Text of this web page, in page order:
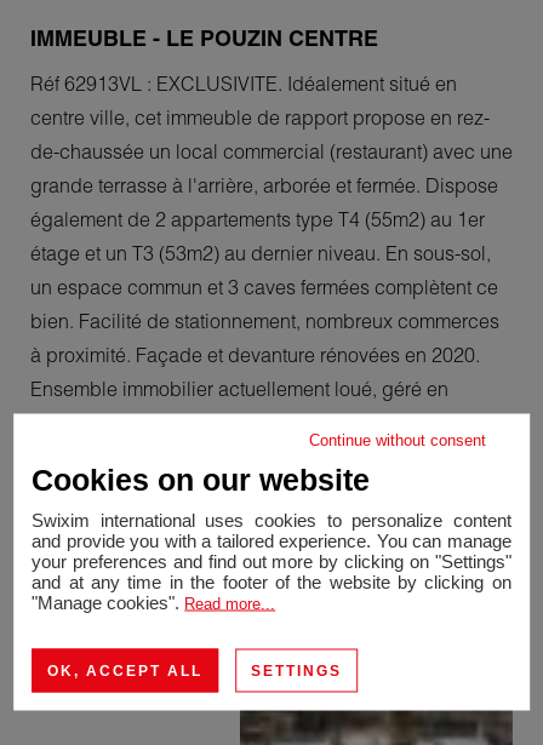
IMMEUBLE - LE POUZIN CENTRE
Réf 62913VL : EXCLUSIVITE. Idéalement situé en
centre ville, cet immeuble de rapport propose en rez-
de-chaussée un local commercial (restaurant) avec une
grande terrasse à l'arrière, arborée et fermée. Dispose
également de 2 appartements type T4 (55m2) au 1er
étage et un T3 (53m2) au dernier niveau. En sous-sol,
un espace commun et 3 caves fermées complètent ce
bien. Facilité de stationnement, nombreux commerces
à proximité. Façade et devanture rénovées en 2020.
Ensemble immobilier actuellement loué, géré en
monopropriété avec de faibles charges. Nombreux
à réaliser... A découvrir !
Continue without consent
Cookies on our website
Swixim international uses cookies to personalize content
and provide you with a tailored experience. You can manage
your preferences and find out more by clicking on "Settings"
and at any time in the footer of the website by clicking on
"Manage cookies". Read more...
OK, ACCEPT ALL SETTINGS